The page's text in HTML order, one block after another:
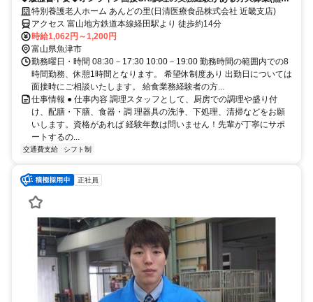
格OK)！
特別養護老人ホーム あんどの里(日清医療食品株式会社 近畿支店)
アクセス 富山地方鉄道本線経田駅より 徒歩約14分
時給1,062円～1,200円
富山県魚津市
勤務曜日・時間 08:30－17:30 10:00－19:00 勤務時間の範囲内での8
時間勤務、休憩1時間となります。 希望休制度あり 出勤日については
面接時にご相談いたします。 給食業務経験者の方...
仕事情報 ● 仕事内容 調理スタッフとして、厨房での調理や盛り付
け、配膳・下膳、食器・調 理器具の洗浄、下処理、清掃などをお願
いします。資格があれば 経験年数は問いません！先輩が丁寧にサポ
ートするの...
交通費支給 シフト制
正社員